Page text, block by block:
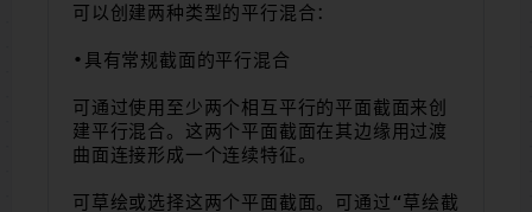
可以创建两种类型的平行混合：
•具有常规截面的平行混合
可通过使用至少两个相互平行的平面截面来创
建平行混合。这两个平面截面在其边缘用过渡
曲面连接形成一个连续特征。
可草绘或选择这两个平面截面。可通过“草绘截